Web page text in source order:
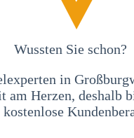
Wussten Sie schon?
in
am Herzen, deshalb
kostenlose